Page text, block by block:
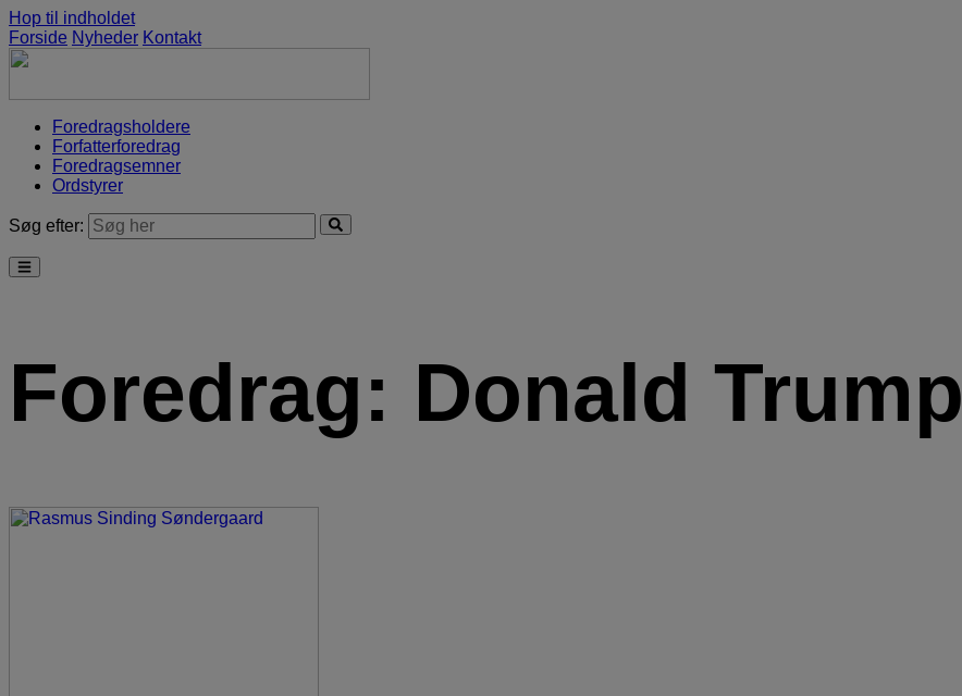
Hop til indholdet
Forside Nyheder Kontakt
Foredragsholdere
Forfatterforedrag
Foredragsemner
Ordstyrer
Søg efter:
Foredrag: Donald Trump